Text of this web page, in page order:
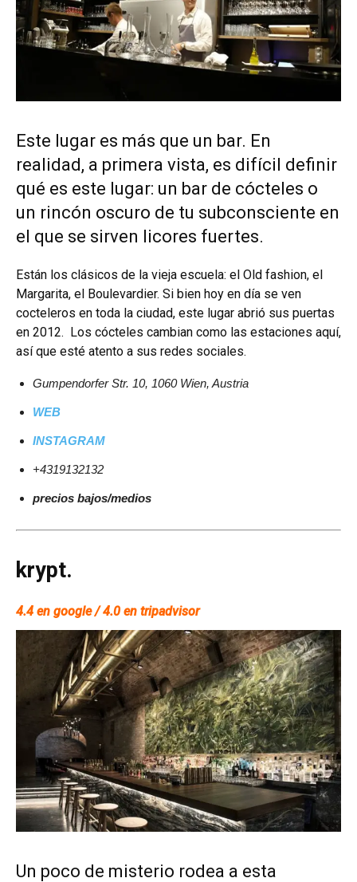
Este lugar es más que un bar. En
realidad, a primera vista, es difícil definir
qué es este lugar: un bar de cócteles o
un rincón oscuro de tu subconsciente en
el que se sirven licores fuertes.
Están los clásicos de la vieja escuela: el Old fashion, el
Margarita, el Boulevardier. Si bien hoy en día se ven
cocteleros en toda la ciudad, este lugar abrió sus puertas
en 2012. Los cócteles cambian como las estaciones aquí,
así que esté atento a sus redes sociales.
Gumpendorfer Str. 10, 1060 Wien, Austria
WEB
INSTAGRAM
+4319132132
precios bajos/medios
krypt.
4.4 en google / 4.0 en tripadvisor
Un poco de misterio rodea a esta